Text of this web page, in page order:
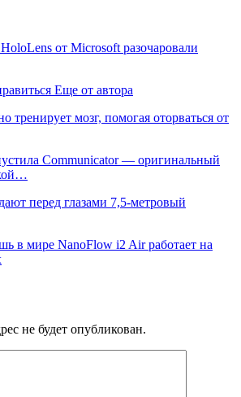
от Microsoft разочаровали
Еще от автора
тренирует мозг, помогая оторваться от
Communicator — оригинальный
перед глазами 7,5-метровый
в мире NanoFlow i2 Air работает на
не будет опубликован.